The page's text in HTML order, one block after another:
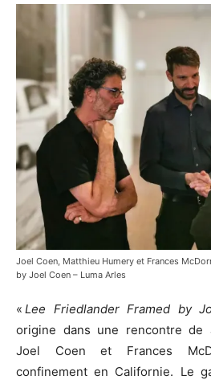
Joel Coen, Matthieu Humery et Frances
by Joel Coen – Luma Arles
« Lee Friedlander Framed by
origine dans une rencontre de
Joel Coen et Frances
confinement en Californie. Le